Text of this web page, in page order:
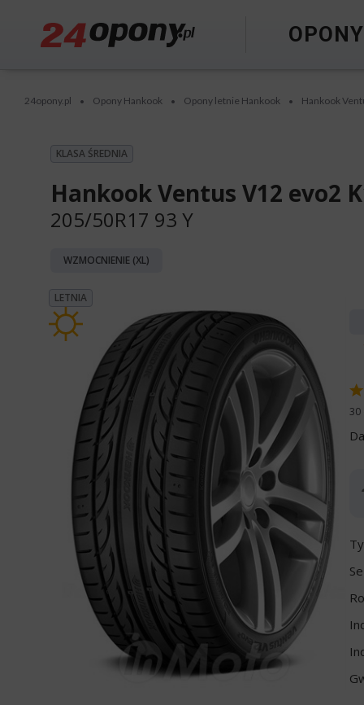
OPONY
24opony.pl • Opony Hankook • Opony letnie Hankook • Hankook
KLASA ŚREDNIA
Hankook Ventus V12 evo2
205/50R17 93 Y
WZMOCNIENIE (XL)
LETNIA
30